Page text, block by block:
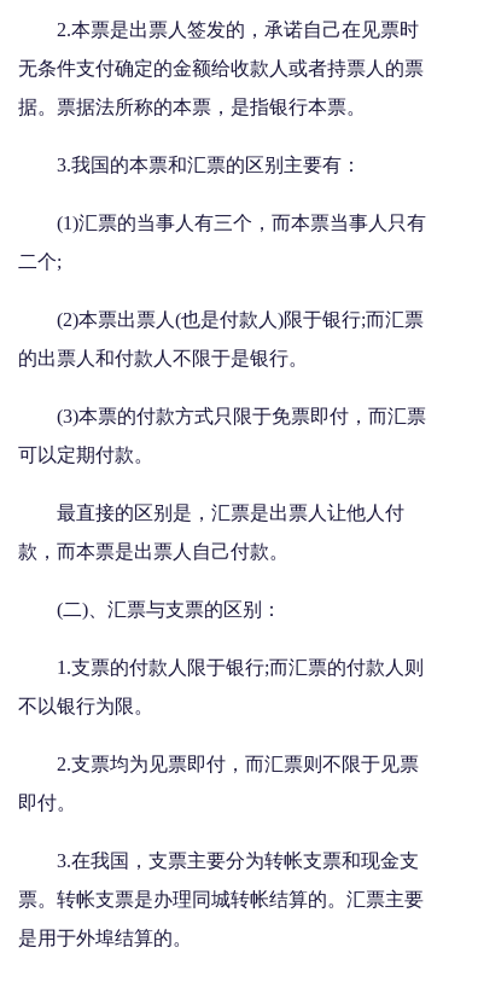
2.本票是出票人签发的，承诺自己在见票时
无条件支付确定的金额给收款人或者持票人的票
据。票据法所称的本票，是指银行本票。
3.我国的本票和汇票的区别主要有：
(1)汇票的当事人有三个，而本票当事人只有
二个;
(2)本票出票人(也是付款人)限于银行;而汇票
的出票人和付款人不限于是银行。
(3)本票的付款方式只限于免票即付，而汇票
可以定期付款。
最直接的区别是，汇票是出票人让他人付
款，而本票是出票人自己付款。
(二)、汇票与支票的区别：
1.支票的付款人限于银行;而汇票的付款人则
不以银行为限。
2.支票均为见票即付，而汇票则不限于见票
即付。
3.在我国，支票主要分为转帐支票和现金支
票。转帐支票是办理同城转帐结算的。汇票主要
是用于外埠结算的。